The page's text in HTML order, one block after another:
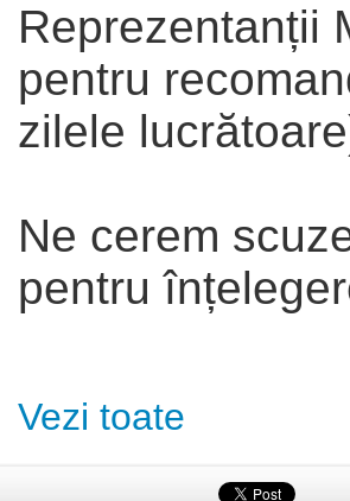
Reprezentanții
pentru
zilele
Ne cerem
pentru
Vezi toate